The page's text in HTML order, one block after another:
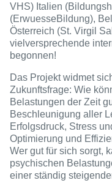
VHS) Italien
(ErwuesseBildung),
Österreich (St. Virgil
vielversprechende
begonnen!
Das Projekt widmet
Zukunftsfrage: Wie
Belastungen der Zeit
Beschleunigung aller
Erfolgsdruck, Stress
Optimierung und
Wer gut für sich sorgt,
psychischen
einer ständig